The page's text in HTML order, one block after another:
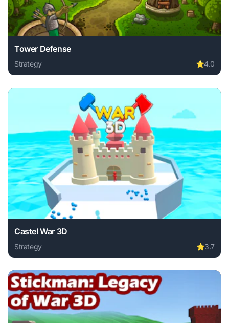
Tower Defense
Strategy ⭐4.0
Play Tower Defense online free. strategy game, no
Castel War 3D
Strategy ⭐3.7
Play Castel War 3D online free. strategy game, no